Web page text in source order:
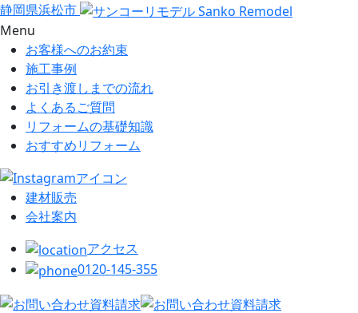
静岡県浜松市
Menu
お客様へのお約束
施工事例
お引き渡しまでの流れ
よくあるご質問
リフォームの基礎知識
おすすめリフォーム
建材販売
会社案内
アクセス
0120-145-355